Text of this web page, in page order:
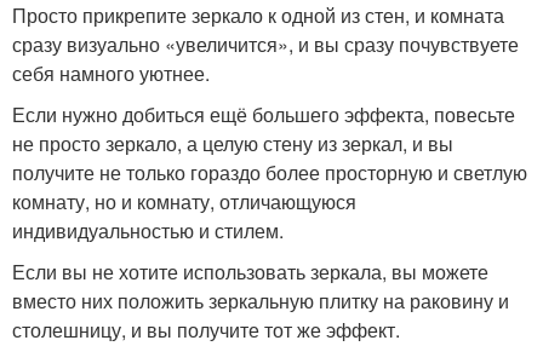
Просто прикрепите зеркало к одной из стен, и комната
сразу визуально «увеличится», и вы сразу почувствуете
себя намного уютнее.
Если нужно добиться ещё большего эффекта, повесьте
не просто зеркало, а целую стену из зеркал, и вы
получите не только гораздо более просторную и светлую
комнату, но и комнату, отличающуюся
индивидуальностью и стилем.
Если вы не хотите использовать зеркала, вы можете
вместо них положить зеркальную плитку на раковину и
столешницу, и вы получите тот же эффект.